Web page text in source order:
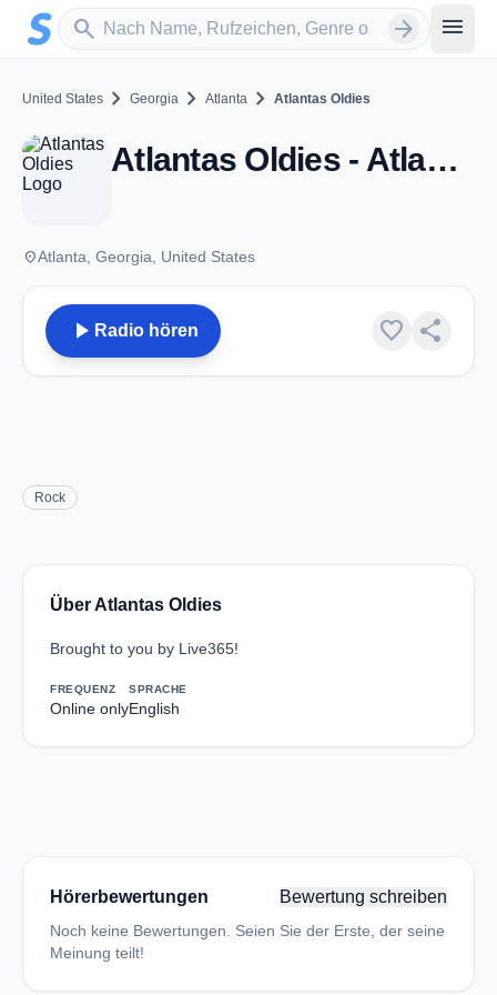
Zum Hauptinhalt springen
search
Sender suchen arrow_forward menu
United States chevron_right Georgia chevron_right Atlanta chevron_right Atlantas Oldies
Atlantas Oldies - Atlanta, GA
placeAtlanta, Georgia, United States
play_arrow Radio hören favorite share
Rock
Über Atlantas Oldies
Brought to you by Live365!
FREQUENZ
Online only
SPRACHE
English
Hörerbewertungen Bewertung schreiben
Noch keine Bewertungen. Seien Sie der Erste, der seine
Meinung teilt!